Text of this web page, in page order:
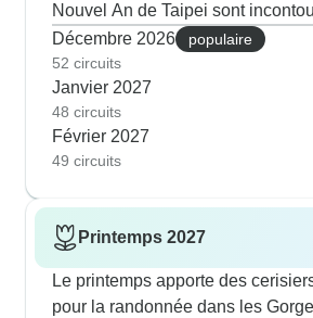
Nouvel An de Taipei sont
Décembre 2026
populaire
52 circuits
Janvier 2027
48 circuits
Février 2027
49 circuits
Printemps 2027
Le printemps apporte des
pour la randonnée dans les